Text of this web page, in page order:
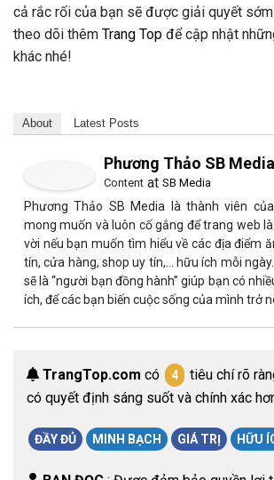
cả rắc rối của bạn sẽ được giải quyết
theo dõi thêm Trang Top để cập nhật
khác nhé!
About Latest Posts
Phương Thảo SB Media
Content at SB Media
Phương Thảo SB Media là thành viên
mong muốn và luôn cố gắng để trang web
vời nếu bạn muốn tìm hiểu về các địa điểm
tín, cửa hàng, shop uy tín,… hữu ích mỗi
sẽ là “người bạn đồng hành” giúp bạn có
ích, để các bạn biến cuộc sống của mình trở
TrangTop.com có 4
tiêu chí rõ
có quyết định sáng suốt và chính xác
ĐẦY ĐỦ MINH BẠCH GIÁ TRỊ HỮU